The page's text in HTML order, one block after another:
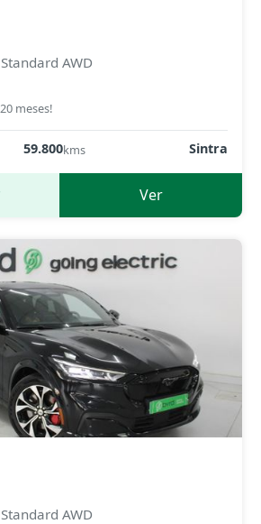
AWD
meses!
59.800kms Sintra
Ver
AWD